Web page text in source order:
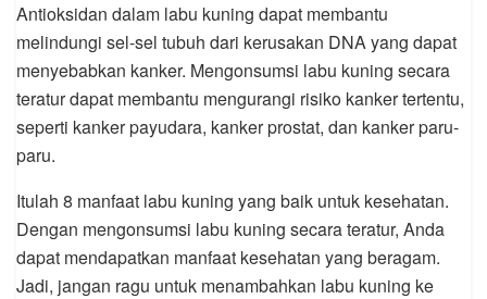
Antioksidan dalam labu kuning dapat membantu
melindungi sel-sel tubuh dari kerusakan DNA yang dapat
menyebabkan kanker. Mengonsumsi labu kuning secara
teratur dapat membantu mengurangi risiko kanker tertentu,
seperti kanker payudara, kanker prostat, dan kanker paru-
paru.
Itulah 8 manfaat labu kuning yang baik untuk kesehatan.
Dengan mengonsumsi labu kuning secara teratur, Anda
dapat mendapatkan manfaat kesehatan yang beragam.
Jadi, jangan ragu untuk menambahkan labu kuning ke